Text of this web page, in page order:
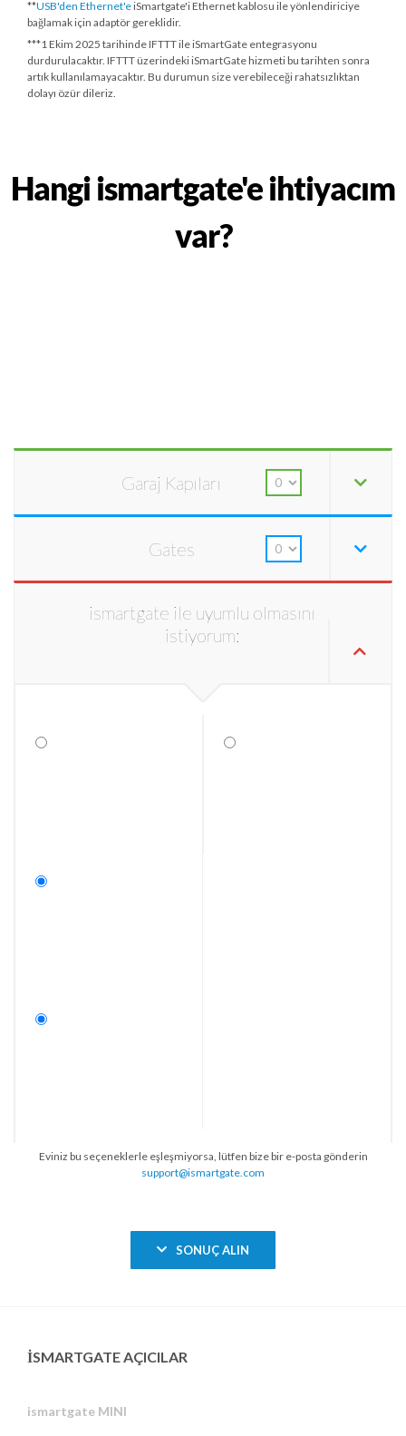
**USB'den Ethernet'eiSmartgate'i Ethernet kablosu ile yönlendiriciye
bağlamak için adaptör gereklidir.
***1 Ekim 2025 tarihindeIFTTT ile iSmartGate entegrasyonu
durdurulacaktır. IFTTT üzerindeki iSmartGate hizmeti bu tarihten sonra
artık kullanılamayacaktır. Bu durumun size verebileceği rahatsızlıktan
dolayı özür dileriz.
Hangi ismartgate'e ihtiyacım
var?
Garaj Kapıları
Gates
ismartgate ile uyumlu olmasını
istiyorum:
Eviniz bu seçeneklerle eşleşmiyorsa, lütfen bize bir e-posta gönderin
support@ismartgate.com
SONUÇ ALIN
ISMARTGATE AÇICILAR
ismartgate MINI